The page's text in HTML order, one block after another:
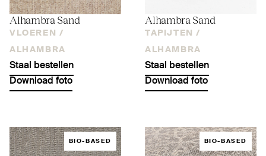
Alhambra Sand
VLOEREN /
ALHAMBRA
Staal bestellen
Download foto
Alhambra Sand
TAPIJTEN /
ALHAMBRA
Staal bestellen
Download foto
BIO-BASED BIO-BASED